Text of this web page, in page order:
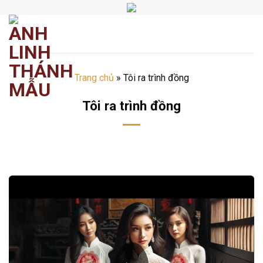
đến
nội
dung
Trang chủ » Tôi ra trình đồng
Tôi ra trình đồng